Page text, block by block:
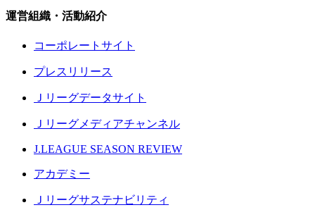
運営組織・活動紹介
コーポレートサイト
プレスリリース
Ｊリーグデータサイト
Ｊリーグメディアチャンネル
J.LEAGUE SEASON REVIEW
アカデミー
Ｊリーグサステナビリティ